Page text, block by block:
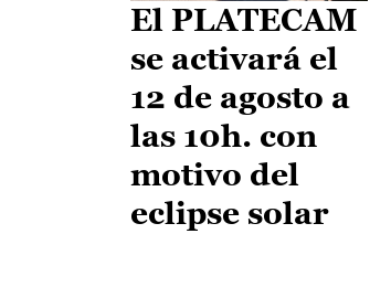
El PLATECAM
se activará el
12 de agosto a
las 10h. con
motivo del
eclipse solar